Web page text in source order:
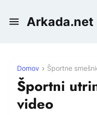
Arkada.net
Domov Športne
Športni
video